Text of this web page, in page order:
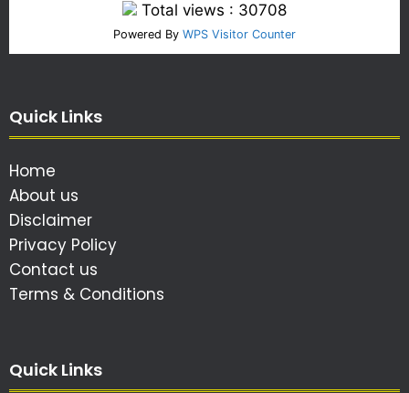
Total views : 30708
Powered By WPS Visitor Counter
Quick Links
Home
About us
Disclaimer
Privacy Policy
Contact us
Terms & Conditions
Quick Links